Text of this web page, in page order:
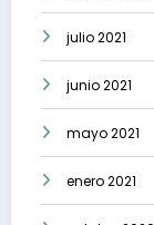
julio 2021
junio 2021
mayo 2021
enero 2021